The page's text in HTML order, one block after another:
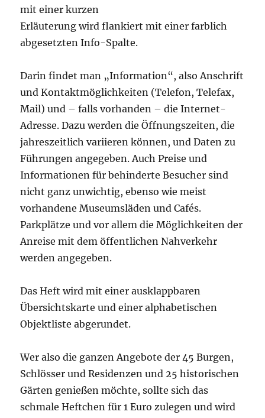
mit einer kurzen
Erläuterung wird flankiert mit einer farblich
abgesetzten Info-Spalte.
Darin findet man „Information“, also Anschrift
und Kontaktmöglichkeiten (Telefon, Telefax,
Mail) und – falls vorhanden – die Internet-
Adresse. Dazu werden die Öffnungszeiten, die
jahreszeitlich variieren können, und Daten zu
Führungen angegeben. Auch Preise und
Informationen für behinderte Besucher sind
nicht ganz unwichtig, ebenso wie meist
vorhandene Museumsläden und Cafés.
Parkplätze und vor allem die Möglichkeiten der
Anreise mit dem öffentlichen Nahverkehr
werden angegeben.
Das Heft wird mit einer ausklappbaren
Übersichtskarte und einer alphabetischen
Objektliste abgerundet.
Wer also die ganzen Angebote der 45 Burgen,
Schlösser und Residenzen und 25 historischen
Gärten genießen möchte, sollte sich das
schmale Heftchen für 1 Euro zulegen und wird